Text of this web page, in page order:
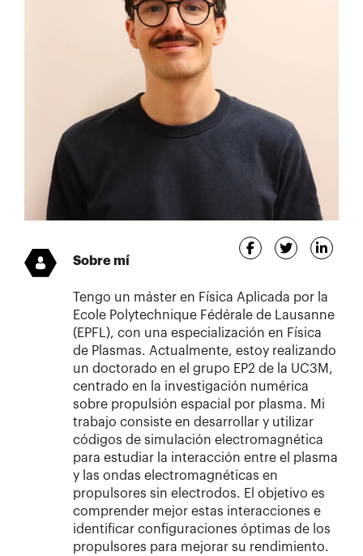
Sobre mí
Tengo un máster en Física Aplicada por la
Ecole Polytechnique Fédérale de Lausanne
(EPFL), con una especialización en Física
de Plasmas. Actualmente, estoy realizando
un doctorado en el grupo EP2 de la UC3M,
centrado en la investigación numérica
sobre propulsión espacial por plasma. Mi
trabajo consiste en desarrollar y utilizar
códigos de simulación electromagnética
para estudiar la interacción entre el plasma
y las ondas electromagnéticas en
propulsores sin electrodos. El objetivo es
comprender mejor estas interacciones e
identificar configuraciones óptimas de los
propulsores para mejorar su rendimiento.